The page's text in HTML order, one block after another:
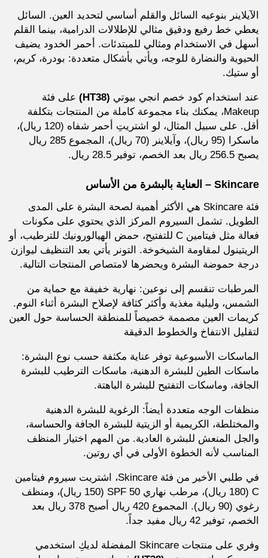
الآيلاينر بنوعيه السائل والقلم أساسي لتحديد العين. السائل
يعطي خط رفيع ودقيق مثالي للإطلالات الدرامية، بينما القلم
أسهل في الاستخدام ومثالي للمبتدئات. أحمر الخدود يضيف
الحيوية والنضارة للوجه، ويأتي بأشكال متعددة: بودرة، كريم،
أو ستيك.
عند استخدام كود خصم انجي بيوتي (HT38)
على فئة
Makeup، يمكنك بناء مجموعة كاملة من المنتجات بتكلفة
أقل. على سبيل المثال، لو اشتريتِ أحمر شفاه (120 ريال)،
ماسكرا (95 ريال)، وآيلاينر (70 ريال)، المجموع 285 ريال
يصبح 256.5 ريال بعد الخصم، توفير 28.5 ريال.
Skincare – العناية بالبشرة من الأساس
فئة Skincare هي الأكثر أهمية لصحة البشرة على المدى
الطويل. تشمل السيروم المركز الذي يحتوي على مكونات
فعالة مثل فيتامين C للتفتيح، حمض الهيالورونيك للترطيب، أو
الريتينول لمقاومة الشيخوخة. التونر يأتي بعد التنظيف ليوازن
درجة حموضة البشرة ويحضرها لامتصاص المنتجات التالية.
المرطبات تنقسم إلى نوعين: نهارية خفيفة مع حماية من
الشمس، وليلية مغذية وأكثر كثافة لإصلاح البشرة أثناء النوم.
كريمات العين مصممة خصيصاً للمنطقة الحساسة حول العين
لتقليل الانتفاخ والخطوط الدقيقة
الماسكات الأسبوعية توفر عناية مكثفة حسب نوع البشرة:
ماسكات الطين للبشرة الدهنية، ماسكات الترطيب للبشرة
الجافة، وماسكات التفتيح للبشرة الباهتة.
منظفات الوجه متعددة أيضاً: الرغوية للبشرة الدهنية
والمختلطة، الكريمية أو الزيتية للبشرة الجافة والحساسة،
والجل المنعش للبشرة العادية. من المهم اختيار المنظف
المناسب لأنه الخطوة الأولى في أي روتين.
في طلبي الأخير من فئة Skincare، اشتريت سيروم فيتامين
C (180 ريال)، مرطب نهاري SPF 50 (150 ريال)، ومنظف
رغوي (90 ريال). المجموع 420 ريال أصبح 378 ريال بعد
الخصم، توفير 42 ريال مفيد جداً.
وفري على منتجات Skincare المفضلة لديكِ استخدمي